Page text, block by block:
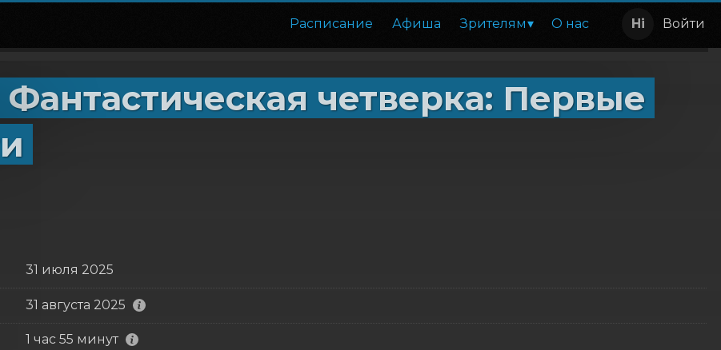
Расписание Афиша Зрителям О нас Войти
четверка: Первые
31 июля 2025
31 августа 2025
1 час 55 минут